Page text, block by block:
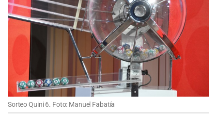
Sorteo Quini 6. Foto: Manuel Fabatía